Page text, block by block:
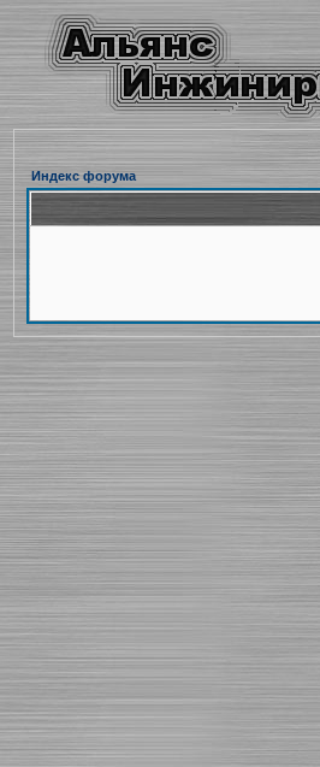
Индекс форума